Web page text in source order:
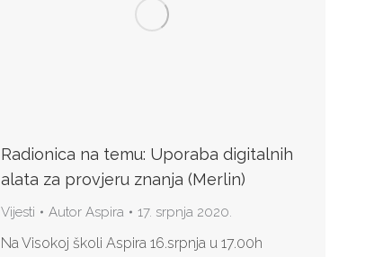
Radionica na temu: Uporaba digitalnih
alata za provjeru znanja (Merlin)
Vijesti Autor Aspira 17. srpnja 2020.
Na Visokoj školi Aspira 16.srpnja u 17.00h